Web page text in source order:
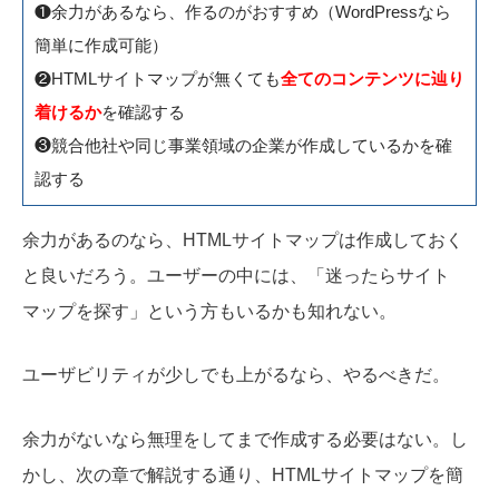
❶余力があるなら、作るのがおすすめ（WordPressなら
簡単に作成可能）
❷HTMLサイトマップが無くても全てのコンテンツに辿り
着けるかを確認する
❸競合他社や同じ事業領域の企業が作成しているかを確
認する
余力があるのなら、HTMLサイトマップは作成しておく
と良いだろう。ユーザーの中には、「迷ったらサイト
マップを探す」という方もいるかも知れない。
ユーザビリティが少しでも上がるなら、やるべきだ。
余力がないなら無理をしてまで作成する必要はない。し
かし、次の章で解説する通り、HTMLサイトマップを簡